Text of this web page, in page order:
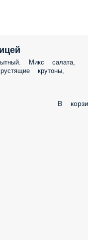
Микс салата,
крутоны,
В